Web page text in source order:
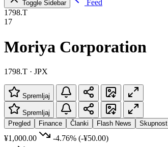
Toggle Sidebar
Feed
1798.T
17
Moriya Corporation
1798.T · JPX
Spremljaj
Spremljaj
Pregled
Finance Članki Flash News Skupnost
¥1,000.00 -4.76% (-¥50.00)